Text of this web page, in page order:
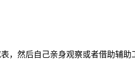
，然后自己亲身观察或者借助辅